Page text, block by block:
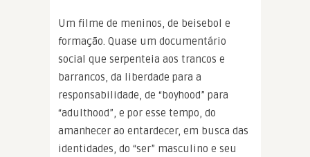
Um filme de meninos, de beisebol e
formação. Quase um documentário
social que serpenteia aos trancos e
barrancos, da liberdade para a
responsabilidade, de “boyhood” para
“adulthood”, e por esse tempo, do
amanhecer ao entardecer, em busca das
identidades, do “ser” masculino e seu